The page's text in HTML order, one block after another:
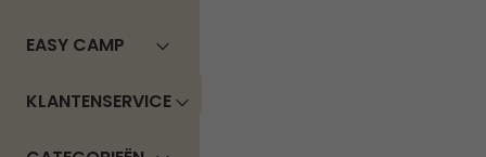
EASY CAMP
KLANTENSERVICE